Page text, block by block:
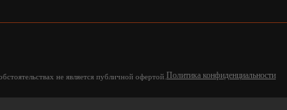
не является публичной офертой. Политика конфиденциальности